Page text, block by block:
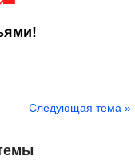
Следующая тема »